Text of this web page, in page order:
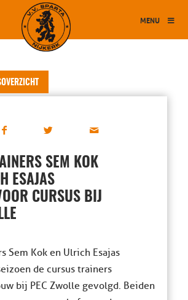
MENU
SEM KOK
ESAJAS
CURSUS BIJ
Sem Kok en Ulrich Esajas
de cursus trainers
bij PEC Zwolle gevolgd. Beiden